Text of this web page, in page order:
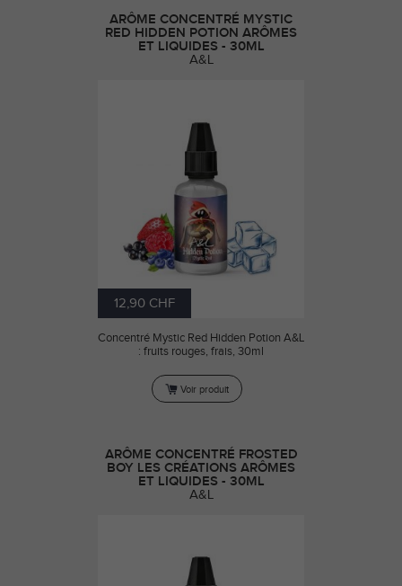
ARÔME CONCENTRÉ MYSTIC
RED HIDDEN POTION ARÔMES
ET LIQUIDES - 30ML
A&L
12,90 CHF
Concentré Mystic Red Hidden Potion A&L
: fruits rouges, frais, 30ml
Voir produit
ARÔME CONCENTRÉ FROSTED
BOY LES CRÉATIONS ARÔMES
ET LIQUIDES - 30ML
A&L